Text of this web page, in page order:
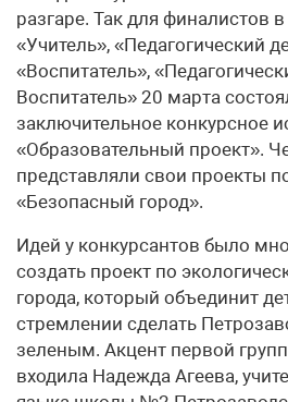
разгаре. Так для финалистов
«Учитель», «Педагогический
«Воспитатель»,
Воспитатель» 20 марта
заключительное конкурсное
«Образовательный проект».
представляли свои проекты
«Безопасный город».
Идей у конкурсантов было
создать проект по
города, который объединит
стремлении сделать
зеленым. Акцент первой
входила Надежда Агеева,